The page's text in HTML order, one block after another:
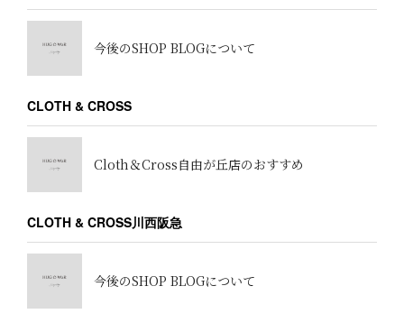
今後のSHOP BLOGについて
CLOTH & CROSS
Cloth＆Cross自由が丘店のおすすめ
CLOTH & CROSS川西阪急
今後のSHOP BLOGについて